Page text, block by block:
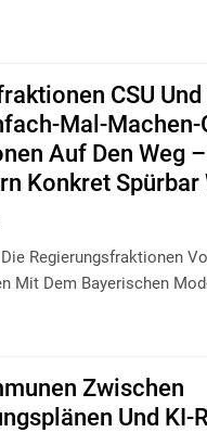
CSU Und
Mal-Machen-
Auf Den Weg
Konkret Spürbar
Regierungsfraktionen
Mit Dem Bayerischen
Zwischen
Und KI-